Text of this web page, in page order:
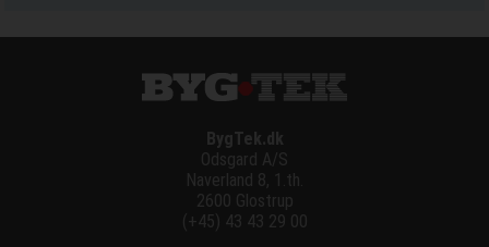
BygTek.dk
Odsgard A/S
Naverland 8, 1.th.
2600 Glostrup
(+45) 43 43 29 00